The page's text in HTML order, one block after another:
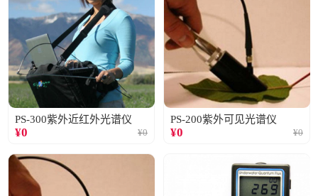
PS-300紫外近红外光谱仪
¥0 ¥0
PS-200紫外可见光谱仪
¥0 ¥0